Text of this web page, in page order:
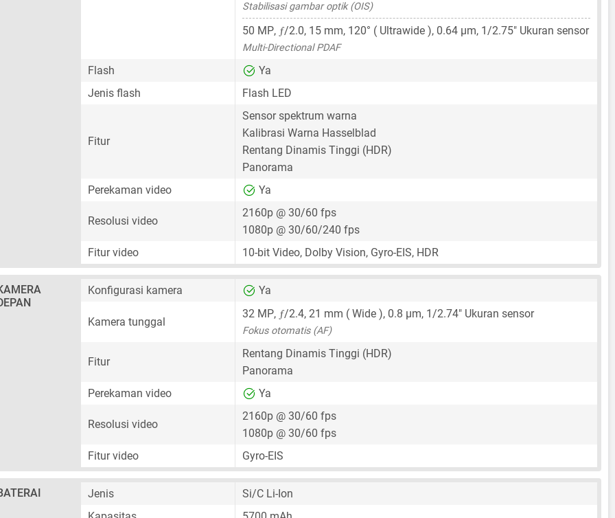
Stabilisasi gambar optik (OIS)
50 MP, ƒ/2.0, 15 mm, 120° ( Ultrawide ), 0.64 μm, 1/2.75" Ukuran sensor
Multi-Directional PDAF
Flash
Ya
Jenis flash
Flash LED
Fitur
Sensor spektrum warna
Kalibrasi Warna Hasselblad
Rentang Dinamis Tinggi (HDR)
Panorama
Perekaman video
Ya
Resolusi video
2160p @ 30/60 fps
1080p @ 30/60/240 fps
Fitur video
10-bit Video, Dolby Vision, Gyro-EIS, HDR
Konfigurasi kamera Ya
Kamera tunggal
32 MP, ƒ/2.4, 21 mm ( Wide ), 0.8 μm, 1/2.74" Ukuran sensor
Fokus otomatis (AF)
Fitur
Rentang Dinamis Tinggi (HDR)
Panorama
Perekaman video
Ya
Resolusi video
2160p @ 30/60 fps
1080p @ 30/60 fps
Fitur video
Gyro-EIS
Jenis
Si/C Li-Ion